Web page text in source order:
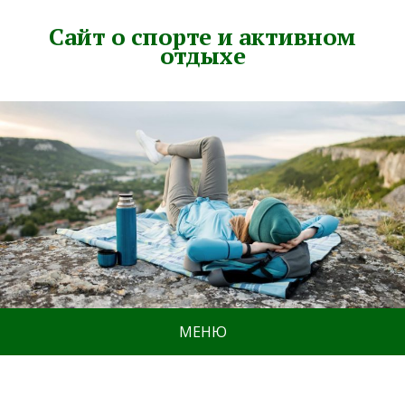
Сайт о спорте и активном
отдыхе
МЕНЮ